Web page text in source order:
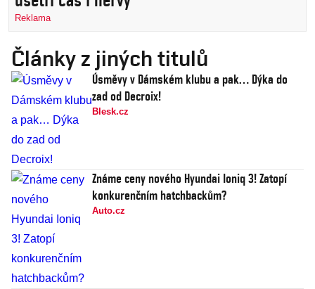
Reklama
Články z jiných titulů
Úsměvy v Dámském klubu a pak… Dýka do
zad od Decroix!
Blesk.cz
Známe ceny nového Hyundai Ioniq 3! Zatopí
konkurenčním hatchbackům?
Auto.cz